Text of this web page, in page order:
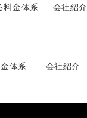
体系 会社紹介
料金体系 会社紹介